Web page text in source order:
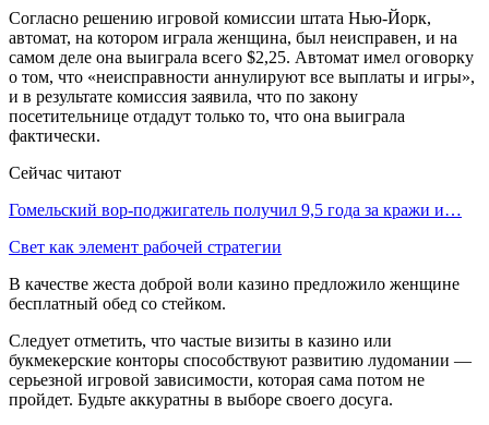
Согласно решению игровой комиссии штата Нью-Йорк,
автомат, на котором играла женщина, был неисправен, и на
самом деле она выиграла всего $2,25. Автомат имел оговорку
о том, что «неисправности аннулируют все выплаты и игры»,
и в результате комиссия заявила, что по закону
посетительнице отдадут только то, что она выиграла
фактически.
Сейчас читают
Гомельский вор-поджигатель получил 9,5 года за кражи и…
Свет как элемент рабочей стратегии
В качестве жеста доброй воли казино предложило женщине
бесплатный обед со стейком.
Следует отметить, что частые визиты в казино или
букмекерские конторы способствуют развитию лудомании —
серьезной игровой зависимости, которая сама потом не
пройдет. Будьте аккуратны в выборе своего досуга.